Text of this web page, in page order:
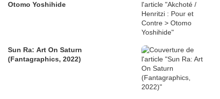
Otomo Yoshihide
Sun Ra: Art On Saturn
(Fantagraphics, 2022)